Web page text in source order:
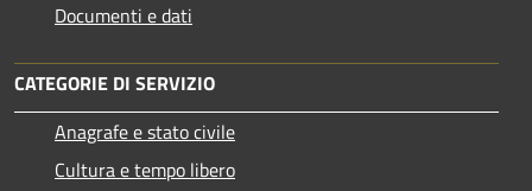
Documenti e dati
CATEGORIE DI SERVIZIO
Anagrafe e stato civile
Cultura e tempo libero